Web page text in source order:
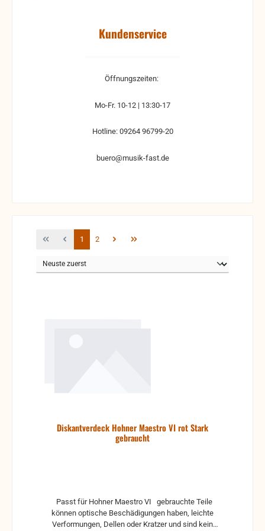
Kundenservice
Öffnungszeiten:
Mo-Fr. 10-12 | 13:30-17
Hotline: 09264 96799-20
buero@musik-fast.de
Seite
1 Seite
2
Diskantverdeck Hohner Maestro VI rot Stark
gebraucht
können optische Beschädigungen haben, leichte
Verformungen, Dellen oder Kratzer und sind kein